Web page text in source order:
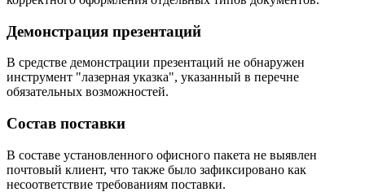
Демонстрация презентаций
В средстве демонстрации презентаций не обнаружен
инструмент "лазерная указка", указанный в перечне
обязательных возможностей.
Состав поставки
В составе установленного офисного пакета не выявлен
почтовый клиент, что также было зафиксировано как
несоответствие требованиям поставки.